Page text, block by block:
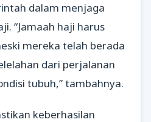
dalam menjaga
“Jamaah haji harus
mereka telah berada
dari perjalanan
tubuh,” tambahnya.
keberhasilan